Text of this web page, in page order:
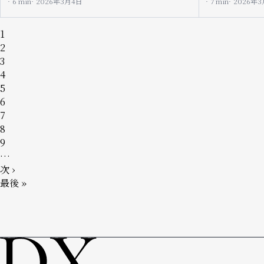
ペ
ー
ジ
送
り
ペ
ー
ジ
1
ペ
ー
ジ
2
ペ
ー
ジ
3
ペ
ー
ジ
4
ペ
ー
ジ
5
ペ
ー
ジ
6
ペ
ー
ジ
7
ペ
ー
ジ
8
ペ
ー
ジ
9
…
次
ペ
次 ›
最
ジ
最後 »